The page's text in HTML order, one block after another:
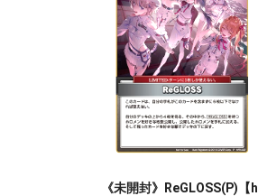
《未開封》ReGLOSS(P)【h